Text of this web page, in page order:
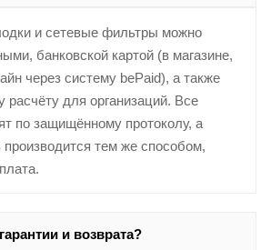
и сетевые фильтры можно
банковской картой (в магазине,
через систему bePaid), а также
расчёту для организаций. Все
по защищённому протоколу, а
производится тем же способом,
и возврата?